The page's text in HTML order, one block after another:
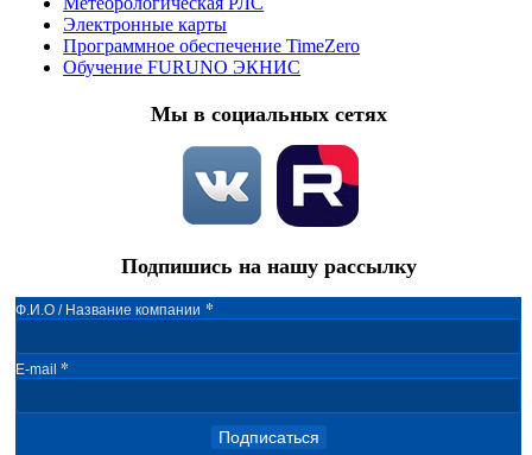
Электронные карты
Программное обеспечение TimeZero
Обучение FURUNO ЭКНИС
Мы в социальных сетях
Подпишись на нашу рассылку
Ф.И.О / Название компании *
E-mail *
Подписаться